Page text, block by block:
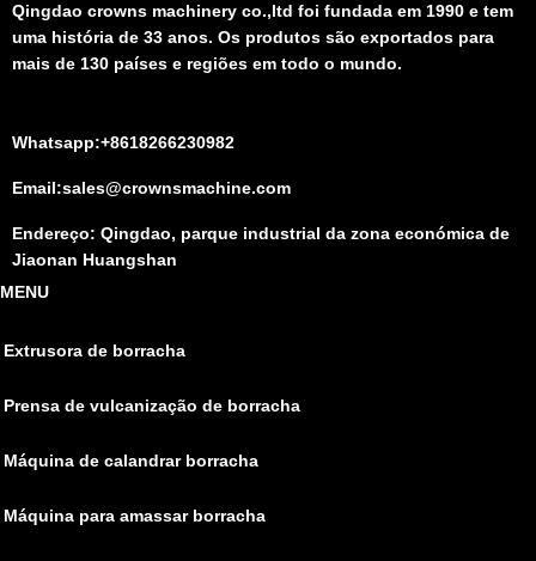
Qingdao crowns machinery co.,ltd foi fundada em 1990 e tem
uma história de 33 anos. Os produtos são exportados para
mais de 130 países e regiões em todo o mundo.
Whatsapp:+8618266230982
Email:sales@crownsmachine.com
Endereço: Qingdao, parque industrial da zona económica de
Jiaonan Huangshan
MENU
Extrusora de borracha
Prensa de vulcanização de borracha
Máquina de calandrar borracha
Máquina para amassar borracha